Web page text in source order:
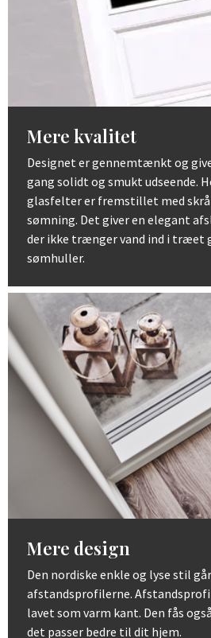
Mere kvalitet
Designet er gennemtænkt og
gang solidt og smukt udseende.
glasfelter er fremstillet med
sømning. Det giver en elegant
der ikke trænger vand ind i træet
sømhuller.
Mere design
Den nordiske enkle og lyse stil
afstandsprofilerne.
lavet som varm kant. Den fås
det passer bedre til dit hjem.